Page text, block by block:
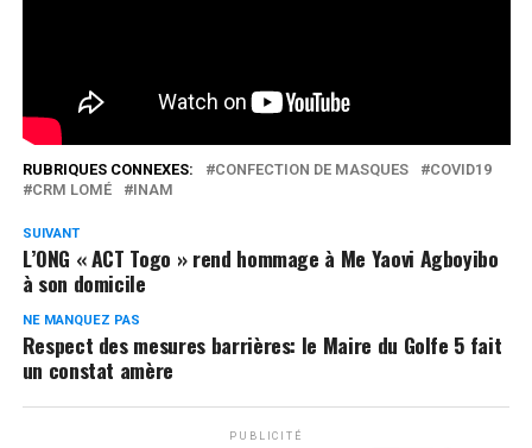
RUBRIQUES CONNEXES: CONFECTION DE MASQUES
COVID19
CRM LOMÉ
INAM
SUIVANT
L’ONG « ACT Togo » rend hommage à Me Yaovi Agboyibo
à son domicile
NE MANQUEZ PAS
Respect des mesures barrières: le Maire du Golfe 5 fait
un constat amère
PUBLICITÉ